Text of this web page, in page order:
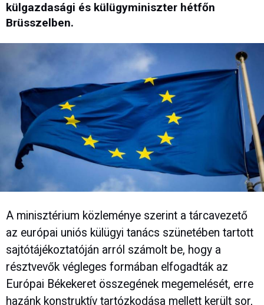
külgazdasági és külügyminiszter hétfőn
Brüsszelben.
A minisztérium közleménye szerint a tárcavezető
az európai uniós külügyi tanács szünetében tartott
sajtótájékoztatóján arról számolt be, hogy a
résztvevők végleges formában elfogadták az
Európai Békekeret összegének megemelését, erre
hazánk konstruktív tartózkodása mellett került sor,